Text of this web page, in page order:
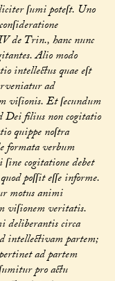
ſumi poteſt. Uno
de Trin., hanc nunc
Alio modo
intellectus quae eſt
ad
viſionis. Et ſecundum
Dei filius non cogitatio
quippe noſtra
formata verbum
cogitatione debet
poſſit eſſe informe.
motus animi
viſionem veritatis.
deliberantis circa
intellectivam partem;
ad partem
pro actu